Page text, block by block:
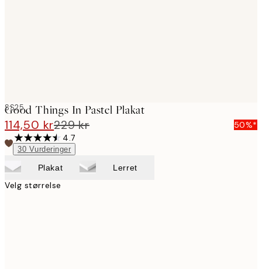
SS25
Good Things In Pastel Plakat
114,50 kr229 kr
50%*
4.7
30 Vurderinger
Plakat Lerret
Velg størrelse